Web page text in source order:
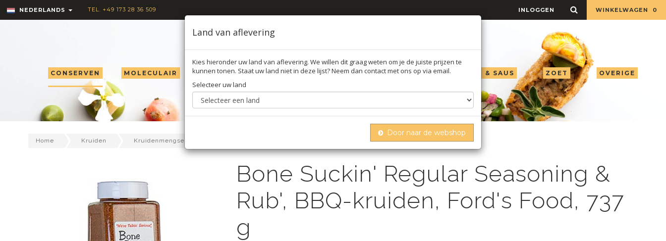
NEDERLANDS TEL. +49 173 28 36 509 WINKELWAGEN 0
INLOGGEN
CONSERVEN MOLECULAIR TRUFFEL OLIE AZIJN & SAUS ZOET OVERIGE
Home Kruiden Kruidenmengsels Bone suckin' regular seasoning & rub', bbq-kruiden, ford's food, 737 g
Bone Suckin' Regular Seasoning &
Rub', BBQ-kruiden, Ford's Food, 737
g
Land van aflevering
Kies hieronder uw land van aflevering. We willen dit graag weten om je de juiste prijzen te
kunnen tonen. Staat uw land niet in deze lijst? Neem dan contact met ons op via email.
Selecteer uw land
Door naar de webshop